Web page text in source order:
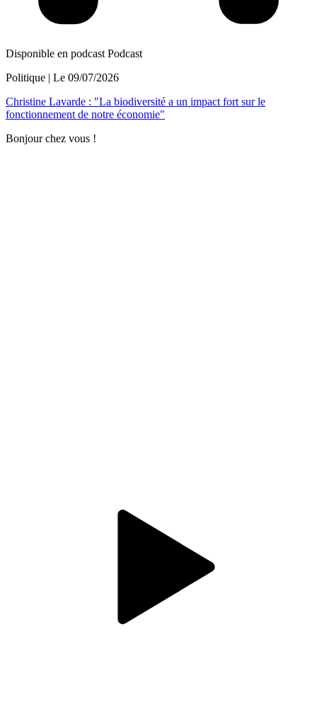
Disponible en podcast Podcast
Politique | Le 09/07/2026
Christine Lavarde : "La biodiversité a un impact fort sur le
fonctionnement de notre économie"
Bonjour chez vous !